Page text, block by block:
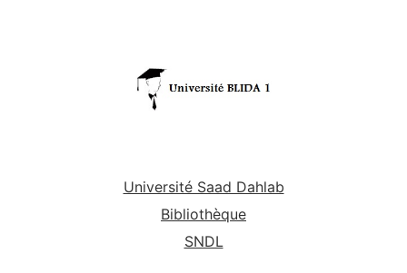
Université Saad Dahlab
Bibliothèque
SNDL